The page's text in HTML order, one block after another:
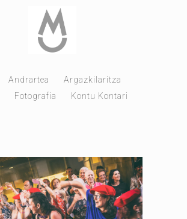
Andrartea
Argazkilaritza
Fotografia Kontu Kontari